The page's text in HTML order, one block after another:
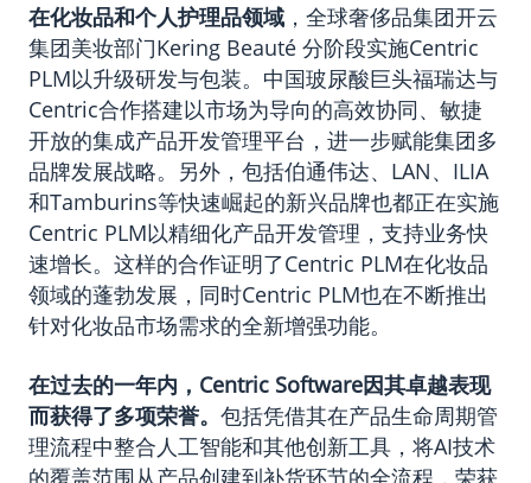
在化妆品和个人护理品领域 ，全球奢侈品集团开云
集团美妆部门Kering Beauté 分阶段实施Centric
PLM以升级研发与包装。中国玻尿酸巨头福瑞达与
Centric合作搭建以市场为导向的高效协同、敏捷
开放的集成产品开发管理平台，进一步赋能集团多
品牌发展战略。另外，包括伯通伟达、LAN、ILIA
和Tamburins等快速崛起的新兴品牌也都正在实施
Centric PLM以精细化产品开发管理，支持业务快
速增长。这样的合作证明了Centric PLM在化妆品
领域的蓬勃发展，同时Centric PLM也在不断推出
针对化妆品市场需求的全新增强功能。
在过去的一年内，Centric Software因其卓越表现
而获得了多项荣誉。 包括凭借其在产品生命周期管
理流程中整合人工智能和其他创新工具，将AI技术
的覆盖范围从产品创建到补货环节的全流程，荣获